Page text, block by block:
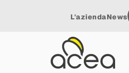
L'aziendaNews